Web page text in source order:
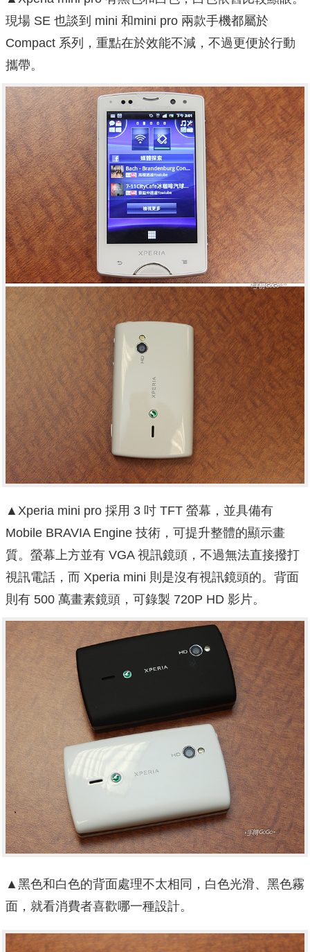
現場 SE 也談到 mini 和mini pro 兩款手機都屬於
Compact 系列，重點在於效能不減，不過更便於行動
攜帶。
▲Xperia mini pro 採用 3 吋 TFT 螢幕，並具備有
Mobile BRAVIA Engine 技術，可提升整體的顯示畫
質。螢幕上方並有 VGA 視訊鏡頭，不過無法直接撥打
視訊電話，而 Xperia mini 則是沒有視訊鏡頭的。背面
則有 500 萬畫素鏡頭，可錄製 720P HD 影片。
▲黑色和白色的背面處理不太相同，白色光滑、黑色霧
面，就看消費者喜歡哪一種設計。